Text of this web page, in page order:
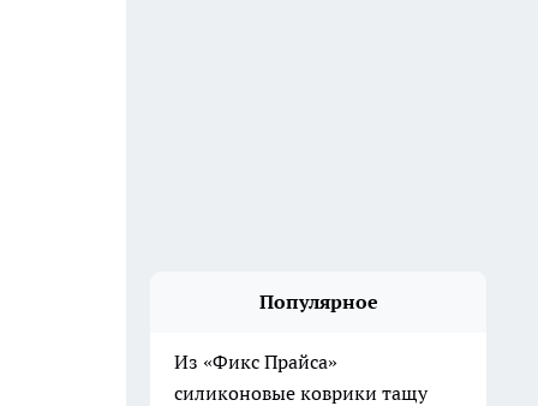
Популярное
Из «Фикс Прайса»
силиконовые коврики тащу